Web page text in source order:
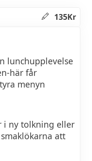
135Kr
lunchupplevelse
här får
menyn
i ny tolkning eller
att